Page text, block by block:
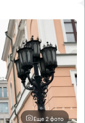
Еще 2 фото